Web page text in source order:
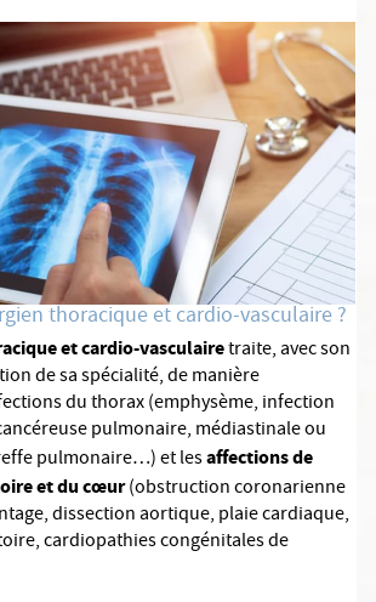
thoracique et cardio-vasculaire ?
et cardio-vasculairetraite, avec son
de sa spécialité, de manière
du thorax (emphysème, infection
pulmonaire, médiastinale ou
pulmonaire…) et lesaffections de
et du cœur(obstruction coronarienne
dissection aortique, plaie cardiaque,
cardiopathies congénitales de